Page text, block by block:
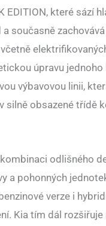
EDITION, které sází
a současně
úpravu
výbavovou linii,
silně obsazené třídě
odlišného
a pohonných
verze i
Kia tím dál